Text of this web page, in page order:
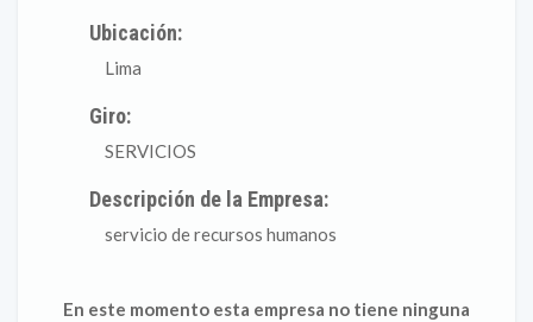
Ubicación:
Lima
Giro:
SERVICIOS
Descripción de la Empresa:
servicio de recursos humanos
En este momento esta empresa no tiene ninguna